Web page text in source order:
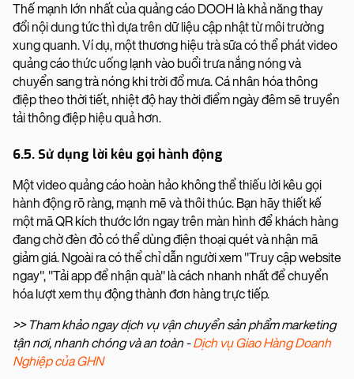
Thế mạnh lớn nhất của quảng cáo DOOH là khả năng thay
đổi nội dung tức thì dựa trên dữ liệu cập nhật từ môi trường
xung quanh. Ví dụ, một thương hiệu trà sữa có thể phát video
quảng cáo thức uống lạnh vào buổi trưa nắng nóng và
chuyển sang trà nóng khi trời đổ mưa. Cá nhân hóa thông
điệp theo thời tiết, nhiệt độ hay thời điểm ngày đêm sẽ truyền
tải thông điệp hiệu quả hơn.
6.5. Sử dụng lời kêu gọi hành động
Một video quảng cáo hoàn hảo không thể thiếu lời kêu gọi
hành động rõ ràng, mạnh mẽ và thôi thúc. Bạn hãy thiết kế
một mã QR kích thước lớn ngay trên màn hình để khách hàng
đang chờ đèn đỏ có thể dùng điện thoại quét và nhận mã
giảm giá. Ngoài ra có thể chỉ dẫn người xem "Truy cập website
ngay", "Tải app để nhận quà" là cách nhanh nhất để chuyển
hóa lượt xem thụ động thành đơn hàng trực tiếp.
>> Tham khảo ngay dịch vụ vận chuyển sản phẩm marketing
tận nơi, nhanh chóng và an toàn -Dịch vụ Giao Hàng Doanh
Nghiệp của GHN